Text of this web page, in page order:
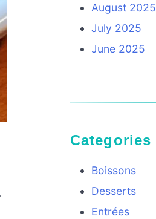
August 2025
July 2025
June 2025
Categories
Boissons
Desserts
Entrées